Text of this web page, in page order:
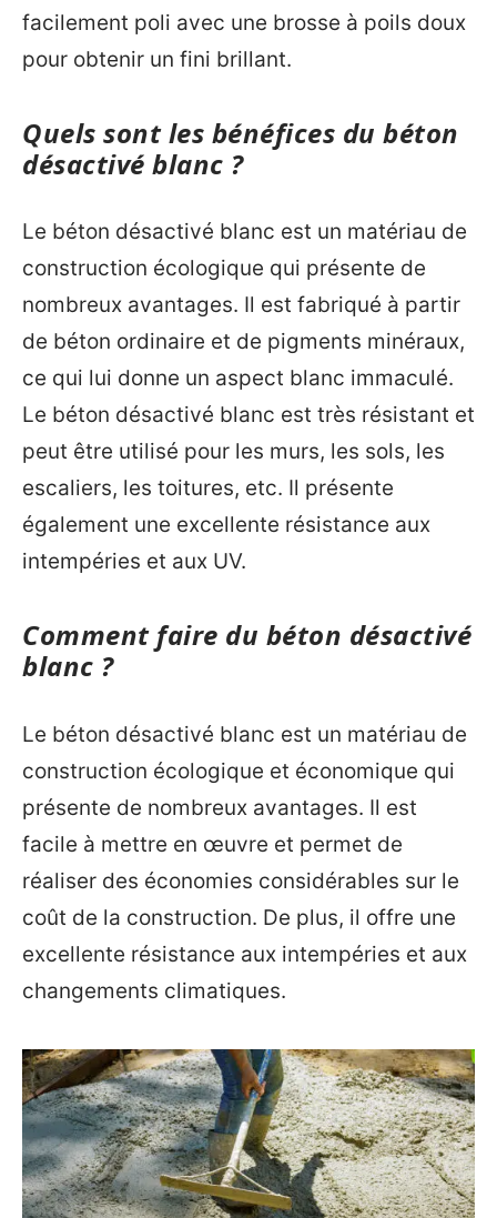
facilement poli avec une brosse à poils doux
pour obtenir un fini brillant.
Quels sont les bénéfices du béton
désactivé blanc ?
Le béton désactivé blanc est un matériau de
construction écologique qui présente de
nombreux avantages. Il est fabriqué à partir
de béton ordinaire et de pigments minéraux,
ce qui lui donne un aspect blanc immaculé.
Le béton désactivé blanc est très résistant et
peut être utilisé pour les murs, les sols, les
escaliers, les toitures, etc. Il présente
également une excellente résistance aux
intempéries et aux UV.
Comment faire du béton désactivé
blanc ?
Le béton désactivé blanc est un matériau de
construction écologique et économique qui
présente de nombreux avantages. Il est
facile à mettre en œuvre et permet de
réaliser des économies considérables sur le
coût de la construction. De plus, il offre une
excellente résistance aux intempéries et aux
changements climatiques.